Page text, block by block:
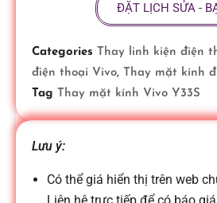
đ
i
ệ
ĐẶT LỊCH SỬA -
Categories Thay linh kiện điện
điện thoại Vivo, Thay mặt kính
Tag Thay mặt kính Vivo Y33S
Lưu ý:
Có thể giá hiển thị trên web